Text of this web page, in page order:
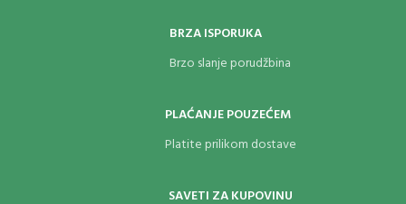
BRZA ISPORUKA
Brzo slanje porudžbina
PLAĆANJE POUZEĆEM
Platite prilikom dostave
SAVETI ZA KUPOVINU